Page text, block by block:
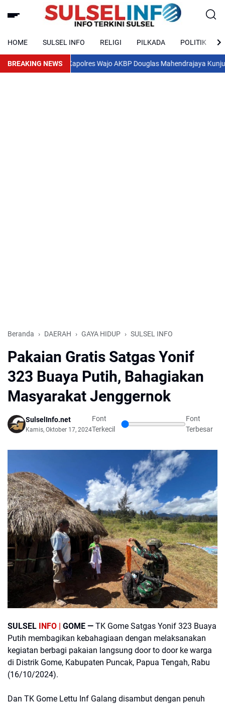
HOME SULSEL INFO RELIGI PILKADA POLITIK
BREAKING NEWSKapolres Wajo AKBP Douglas Mahendrajaya Kunjungi
Beranda DAERAH GAYA HIDUP SULSEL INFO
Pakaian Gratis Satgas Yonif
323 Buaya Putih, Bahagiakan
Masyarakat Jenggernok
SulselInfo.net
Kamis, Oktober 17, 2024
Font
Terkecil
Font
Terbesar
SULSEL INFO | GOME — TK Gome Satgas Yonif 323 Buaya
Putih membagikan kebahagiaan dengan melaksanakan
kegiatan berbagi pakaian langsung door to door ke warga
di Distrik Gome, Kabupaten Puncak, Papua Tengah, Rabu
(16/10/2024).
Dan TK Gome Lettu Inf Galang disambut dengan penuh